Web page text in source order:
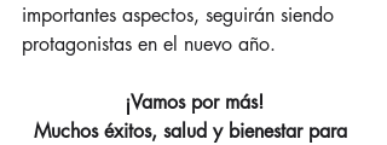
importantes aspectos, seguirán siendo
protagonistas en el nuevo año.
¡Vamos por más!
Muchos éxitos, salud y bienestar para